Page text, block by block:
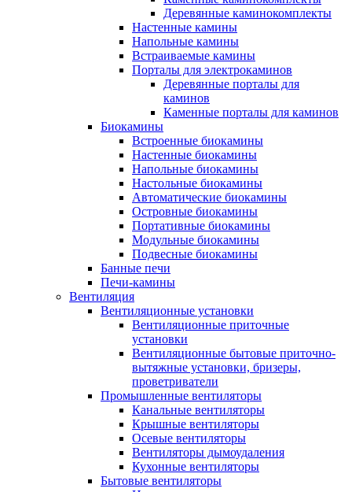
Деревянные каминокомплекты
Настенные камины
Напольные камины
Встраиваемые камины
Порталы для электрокаминов
Деревянные порталы для
каминов
Каменные порталы для каминов
Биокамины
Встроенные биокамины
Настенные биокамины
Напольные биокамины
Настольные биокамины
Автоматические биокамины
Островные биокамины
Портативные биокамины
Модульные биокамины
Подвесные биокамины
Банные печи
Печи-камины
Вентиляция
Вентиляционные установки
Вентиляционные приточные
установки
Вентиляционные бытовые приточно-
вытяжные установки, бризеры,
проветриватели
Промышленные вентиляторы
Канальные вентиляторы
Крышные вентиляторы
Осевые вентиляторы
Вентиляторы дымоудаления
Кухонные вентиляторы
Бытовые вентиляторы